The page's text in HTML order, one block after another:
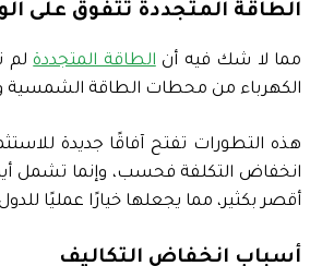
الطاقة المتجددة تتفوق على
مما لا شك فيه أنالطاقة المتجددةلم
الكهرباء من محطات الطاقة الشمسية
هذه التطورات تفتح آفاقًا جديدة
انخفاض التكلفة فحسب، وإنما تشمل
أقصر بكثير، مما يجعلها خيارًا عمليًا
أسباب انخفاض التكاليف